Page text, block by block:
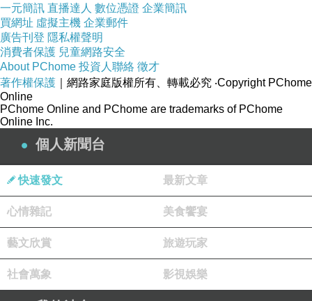
一元簡訊 直播達人 數位憑證 企業簡訊
買網址 虛擬主機 企業郵件
廣告刊登 隱私權聲明
消費者保護 兒童網路安全
About PChome 投資人聯絡 徵才
著作權保護 ｜網路家庭版權所有、轉載必究 ‧Copyright PChome
Online
PChome Online and PChome are trademarks of PChome
Online Inc.
個人新聞台
快速發文 最新文章
心情雜記 美食饗宴
藝文欣賞 旅遊玩家
社會萬象 影視娛樂